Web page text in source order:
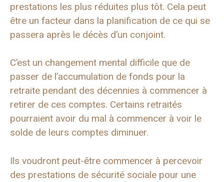
prestations les plus réduites plus tôt. Cela peut
être un facteur dans la planification de ce qui se
passera après le décès d’un conjoint.
C’est un changement mental difficile que de
passer de l’accumulation de fonds pour la
retraite pendant des décennies à commencer à
retirer de ces comptes. Certains retraités
pourraient avoir du mal à commencer à voir le
solde de leurs comptes diminuer.
Ils voudront peut-être commencer à percevoir
des prestations de sécurité sociale pour une